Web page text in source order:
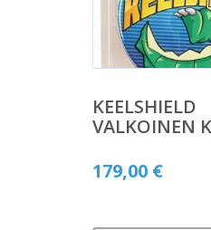
KEELSHIELD
VALKOINEN
179,00 €